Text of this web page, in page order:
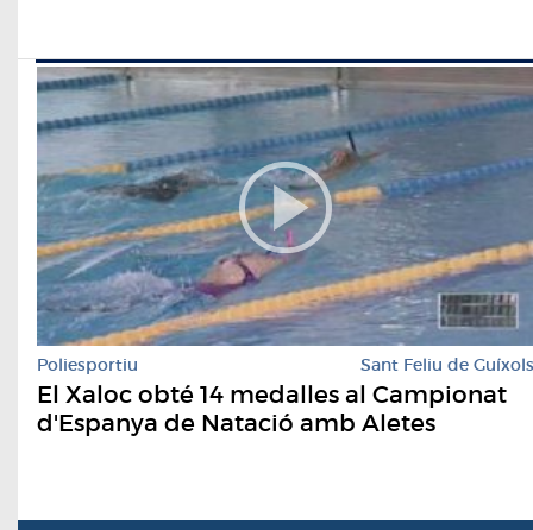
Poliesportiu Sant Feliu de Guíxols
El Xaloc obté 14 medalles al Campionat
d'Espanya de Natació amb Aletes